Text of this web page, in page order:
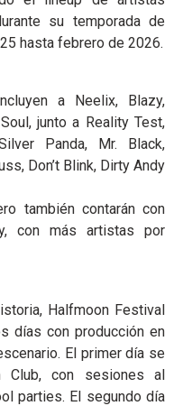
su temporada de
hasta febrero de 2026.
a Neelix, Blazy,
junto a Reality Test,
Panda, Mr. Black,
Don’t Blink, Dirty Andy
también contarán con
con más artistas por
Halfmoon Festival
días con producción en
El primer día se
Club, con sesiones al
parties. El segundo día